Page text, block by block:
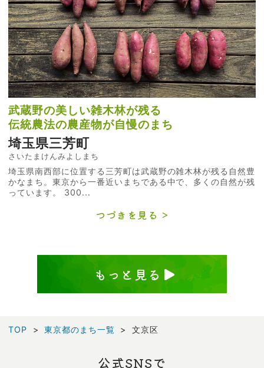
武蔵野の美しい雑木林が残る
伝統農法の農産物が自慢のまち
埼玉県三芳町
さいたまけんみよしまち
埼玉県南西部に位置する三芳町は武蔵野の雑木林が残る自然豊
かなまち。東京から一番近いまちである中で、多くの自然が残
っています。 300...
つづきを見る
もっと見る
TOP 東京都のまち一覧 文京区
公式SNSで